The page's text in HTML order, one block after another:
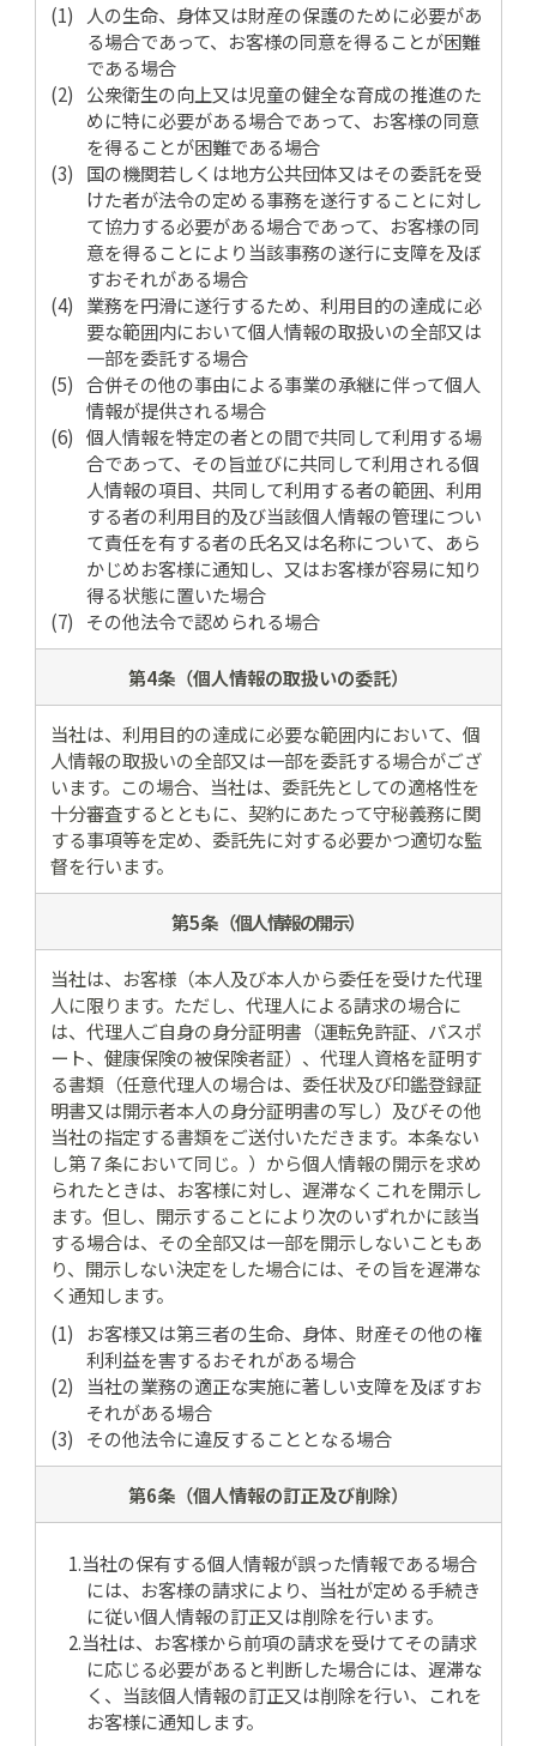
人の生命、身体又は財産の保護のために必要があ
る場合であって、お客様の同意を得ることが困難
である場合
公衆衛生の向上又は児童の健全な育成の推進のた
めに特に必要がある場合であって、お客様の同意
を得ることが困難である場合
国の機関若しくは地方公共団体又はその委託を受
けた者が法令の定める事務を遂行することに対し
て協力する必要がある場合であって、お客様の同
意を得ることにより当該事務の遂行に支障を及ぼ
すおそれがある場合
業務を円滑に遂行するため、利用目的の達成に必
要な範囲内において個人情報の取扱いの全部又は
一部を委託する場合
合併その他の事由による事業の承継に伴って個人
情報が提供される場合
個人情報を特定の者との間で共同して利用する場
合であって、その旨並びに共同して利用される個
人情報の項目、共同して利用する者の範囲、利用
する者の利用目的及び当該個人情報の管理につい
て責任を有する者の氏名又は名称について、あら
かじめお客様に通知し、又はお客様が容易に知り
得る状態に置いた場合
その他法令で認められる場合
第4条（個人情報の取扱いの委託）
当社は、利用目的の達成に必要な範囲内において、個
人情報の取扱いの全部又は一部を委託する場合がござ
います。この場合、当社は、委託先としての適格性を
十分審査するとともに、契約にあたって守秘義務に関
する事項等を定め、委託先に対する必要かつ適切な監
督を行います。
第5条 （個人情報の開示）
当社は、お客様（本人及び本人から委任を受けた代理
人に限ります。ただし、代理人による請求の場合に
は、代理人ご自身の身分証明書（運転免許証、パスポ
ート、健康保険の被保険者証）、代理人資格を証明す
る書類（任意代理人の場合は、委任状及び印鑑登録証
明書又は開示者本人の身分証明書の写し）及びその他
当社の指定する書類をご送付いただきます。本条ない
し第７条において同じ。）から個人情報の開示を求め
られたときは、お客様に対し、遅滞なくこれを開示し
ます。但し、開示することにより次のいずれかに該当
する場合は、その全部又は一部を開示しないこともあ
り、開示しない決定をした場合には、その旨を遅滞な
く通知します。
お客様又は第三者の生命、身体、財産その他の権
利利益を害するおそれがある場合
当社の業務の適正な実施に著しい支障を及ぼすお
それがある場合
その他法令に違反することとなる場合
第6条（個人情報の訂正及び削除）
1.当社の保有する個人情報が誤った情報である場合
には、お客様の請求により、当社が定める手続き
に従い個人情報の訂正又は削除を行います。
2.当社は、お客様から前項の請求を受けてその請求
に応じる必要があると判断した場合には、遅滞な
く、当該個人情報の訂正又は削除を行い、これを
お客様に通知します。